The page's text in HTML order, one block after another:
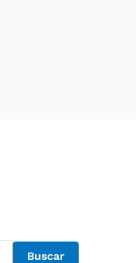
Buscar